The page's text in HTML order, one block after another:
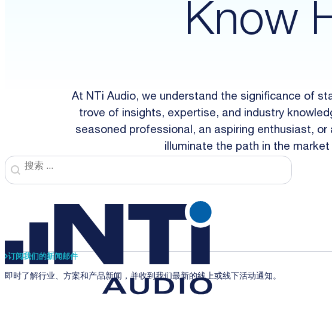
Know
At NTi Audio, we understand the significance of
trove of insights, expertise, and industry
seasoned professional, an aspiring enthusiast,
illuminate the path in the
Search
Search content
订阅我们的新闻邮件
即时了解行业、方案和产品新闻，并收到我们最新的线上或线下活动通知。